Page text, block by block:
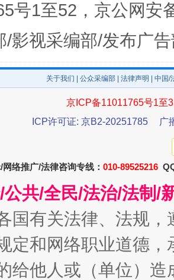
库”的免责幌子
！段成刚被判无期 从幼
号1至52，京公网安
/影视采编部/发布广
关于我们 公众采编部 法律声明 | 中国
京ICP备11011765号1至
ICP许可证: 京B2-20251785
广
网络推广/法律咨询专线： 010-89525216
公共/全民/法治/法制/
国有关法律、法规
定和网络职业道德
给他人或（单位）